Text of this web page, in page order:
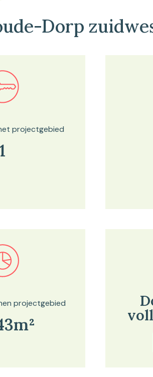
Dorp
kaartviewer
projectgebied
1
kaartviewer
projectgebied